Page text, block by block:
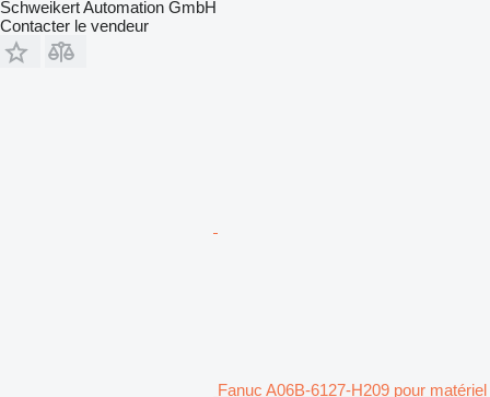
Schweikert Automation GmbH
Contacter le vendeur
Fanuc A06B-6127-H209 pour matériel